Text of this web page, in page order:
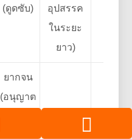
(ดูดซับ)
อุปสรรค
ในระยะ
ยาว)
ยากจน
(อนุญาต
ปาน